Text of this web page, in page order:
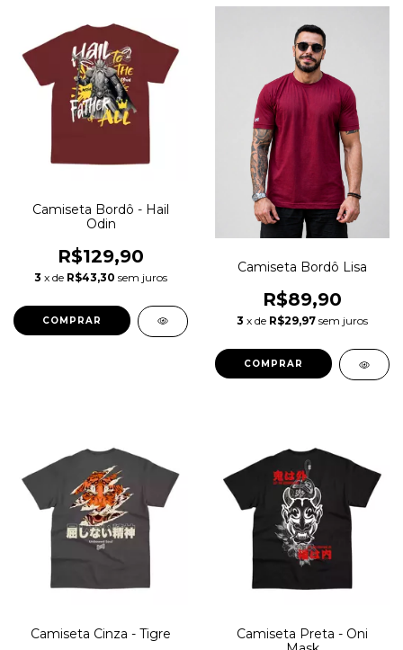
Camiseta Bordô - Hail
Odin
R$129,90
3 x de R$43,30 sem juros
COMPRAR
Camiseta Bordô Lisa
R$89,90
3 x de R$29,97 sem juros
COMPRAR
Camiseta Cinza - Tigre
Camiseta Preta - Oni